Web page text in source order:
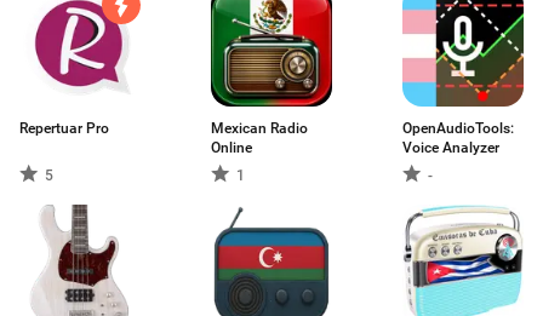
Repertuar Pro
5
Mexican Radio
Online
1
OpenAudioTools:
Voice Analyzer
-